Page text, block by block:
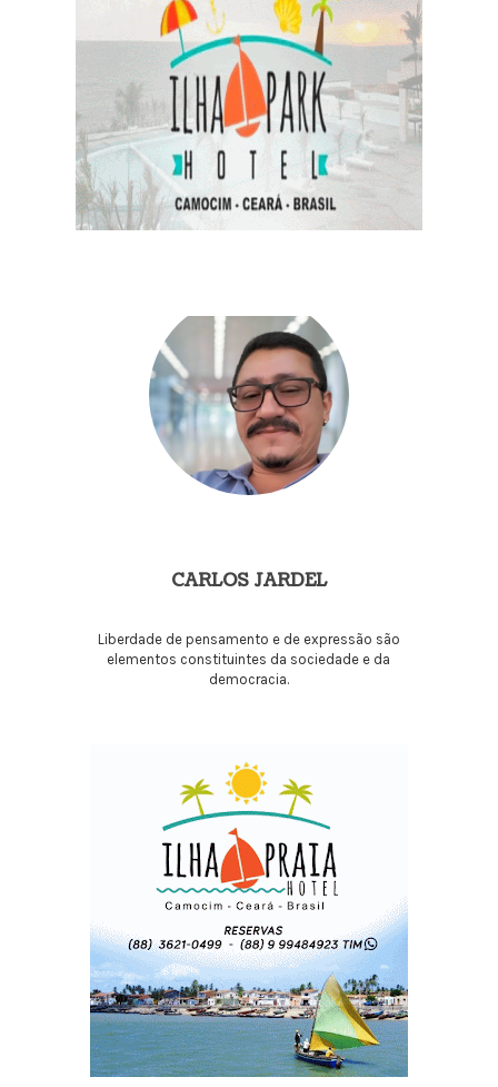
CARLOS JARDEL
Liberdade de pensamento e de expressão são
elementos constituintes da sociedade e da
democracia.